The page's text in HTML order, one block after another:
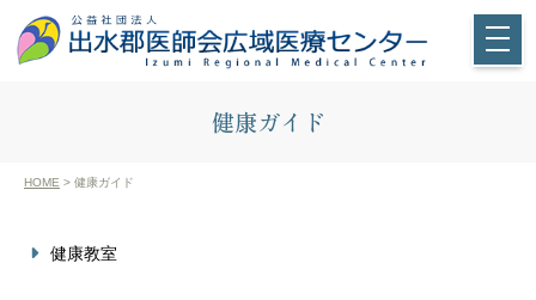
健康ガイド
HOME > 健康ガイド
健康教室